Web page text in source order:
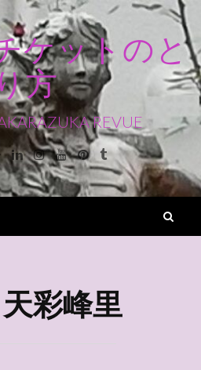
ケットのと
方
REVUE
Google+LinkedinInstagram
YoutubePinterest
Tumblr
天彩峰里